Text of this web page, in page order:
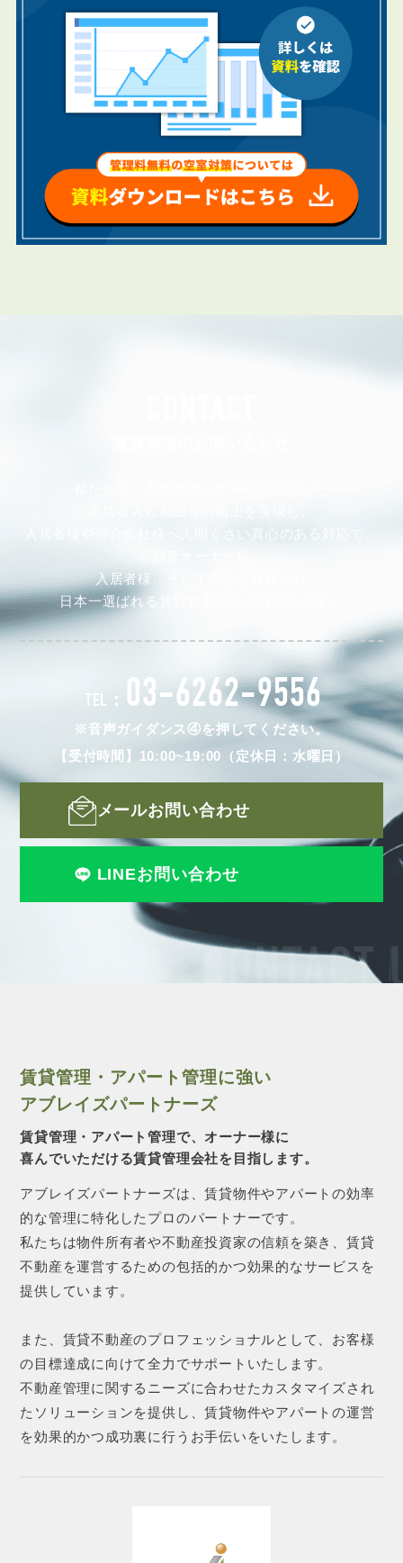
CONTACT
入居者様や仲介会社様へ人間くさい真心のある対応で、
入居者様、そして仲介会社様から
日本一選ばれる賃貸管理会社を目指します。
TEL： 03-6262-9556
※音声ガイダンス④を押してください。
【受付時間】10:00~19:00（定休日：水曜日）
メールお問い合わせ
LINEお問い合わせ
賃貸管理・アパート管理に強い
アブレイズパートナーズ
賃貸管理・アパート管理で、オーナー様に
喜んでいただける賃貸管理会社を目指します。
アブレイズパートナーズは、賃貸物件やアパートの効率
的な管理に特化したプロのパートナーです。
私たちは物件所有者や不動産投資家の信頼を築き、賃貸
不動産を運営するための包括的かつ効果的なサービスを
提供しています。
また、賃貸不動産のプロフェッショナルとして、お客様
の目標達成に向けて全力でサポートいたします。
不動産管理に関するニーズに合わせたカスタマイズされ
たソリューションを提供し、賃貸物件やアパートの運営
を効果的かつ成功裏に行うお手伝いをいたします。